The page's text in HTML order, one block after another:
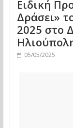
Ειδική
Δράσει»
2025 στο
05/05/2025